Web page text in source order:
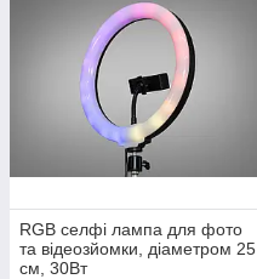
RGB селфі лампа для фото
та відеозйомки, діаметром 25
см, 30Вт